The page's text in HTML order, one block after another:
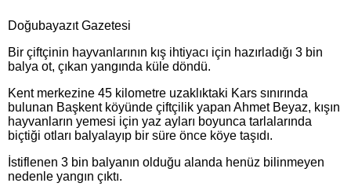
Doğubayazıt Gazetesi
Bir çiftçinin hayvanlarının kış ihtiyacı için hazırladığı 3 bin
balya ot, çıkan yangında küle döndü.
Kent merkezine 45 kilometre uzaklıktaki Kars sınırında
bulunan Başkent köyünde çiftçilik yapan Ahmet Beyaz, kışın
hayvanların yemesi için yaz ayları boyunca tarlalarında
biçtiği otları balyalayıp bir süre önce köye taşıdı.
İstiflenen 3 bin balyanın olduğu alanda henüz bilinmeyen
nedenle yangın çıktı.